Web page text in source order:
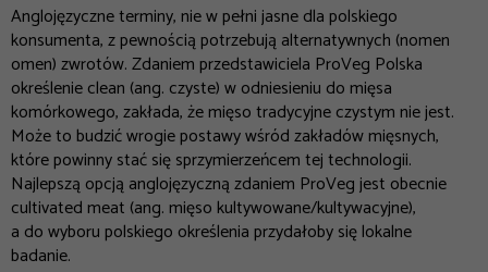
Anglojęzyczne terminy, nie w pełni jasne dla polskiego
konsumenta, z pewnością potrzebują alternatywnych (nomen
omen) zwrotów. Zdaniem przedstawiciela ProVeg Polska
określenieclean (ang. czyste) w odniesieniu do mięsa
komórkowego, zakłada, że mięso tradycyjne czystym nie jest.
Może to budzić wrogie postawy wśród zakładów mięsnych,
które powinny stać się sprzymierzeńcem tej technologii.
Najlepszą opcją anglojęzyczną zdaniem ProVeg jest obecnie
cultivated meat (ang. mięso kultywowane/kultywacyjne),
a do wyboru polskiego określenia przydałoby się lokalne
badanie.